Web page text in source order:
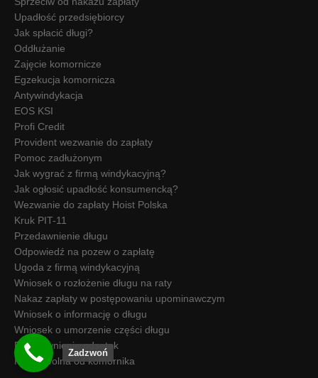
Upadłość przedsiębiorcy
Jak spłacić długi?
Oddłużanie
Zajęcie komornicze
Egzekucja komornicza
Antywindykacja
EOS KSI
Profi Credit
Provident wezwanie do zapłaty
Pomoc zadłużonym
Jak wygrać z firmą windykacyjną?
Jak ogłosić upadłość konsumencką?
Wezwanie do zapłaty Hoist Polska
Kruk PIT-11
Przedawnienie długu
Odpowiedź na pozew o zapłatę
Ugoda z firmą windykacyjną
Wniosek o rozłożenie długu na raty
Nakaz zapłaty w postępowaniu upominawczym
Wniosek o informację o długu
Wniosek o umorzenie części długu
Przedawnienie odsetek
Kwota wolna od komornika
Zadzwoń